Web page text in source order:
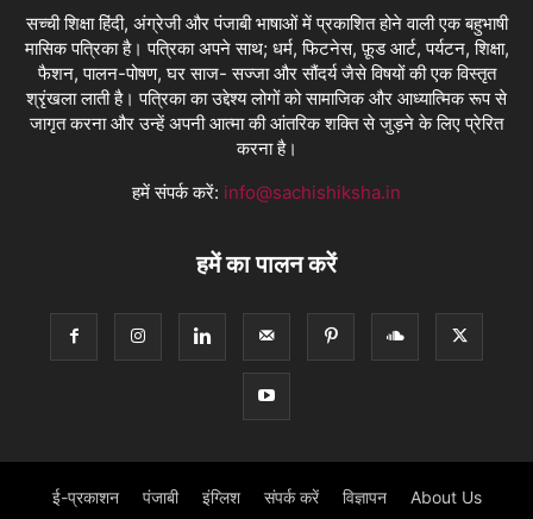
सच्ची शिक्षा हिंदी, अंग्रेजी और पंजाबी भाषाओं में प्रकाशित होने वाली एक बहुभाषी
मासिक पत्रिका है। पत्रिका अपने साथ; धर्म, फिटनेस, फ़ूड आर्ट, पर्यटन, शिक्षा,
फैशन, पालन-पोषण, घर साज- सज्जा और सौंदर्य जैसे विषयों की एक विस्तृत
श्रृंखला लाती है। पत्रिका का उद्देश्य लोगों को सामाजिक और आध्यात्मिक रूप से
जागृत करना और उन्हें अपनी आत्मा की आंतरिक शक्ति से जुड़ने के लिए प्रेरित
करना है।
हमें संपर्क करें: info@sachishiksha.in
हमें का पालन करें
ई-प्रकाशन पंजाबी इंग्लिश संपर्क करें विज्ञापन About Us